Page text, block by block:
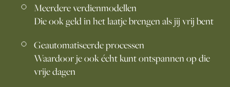
Meerdere verdienmodellen
Die ook geld in het laatje brengen als jij vrij bent
Geautomatiseerde processen
Waardoor je ook écht kunt ontspannen op die
vrije dagen